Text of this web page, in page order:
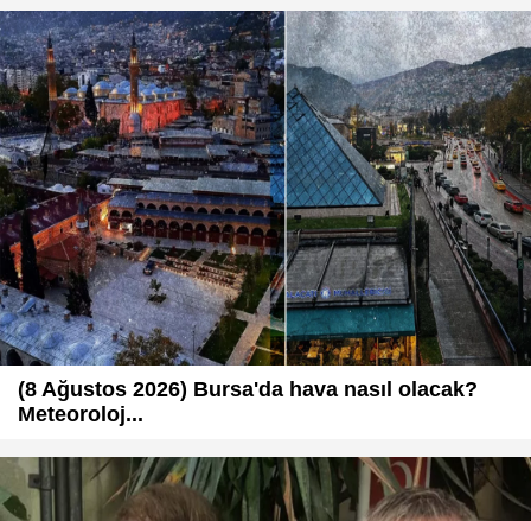
(8 Ağustos 2026) Bursa'da hava nasıl olacak?
Meteoroloj...